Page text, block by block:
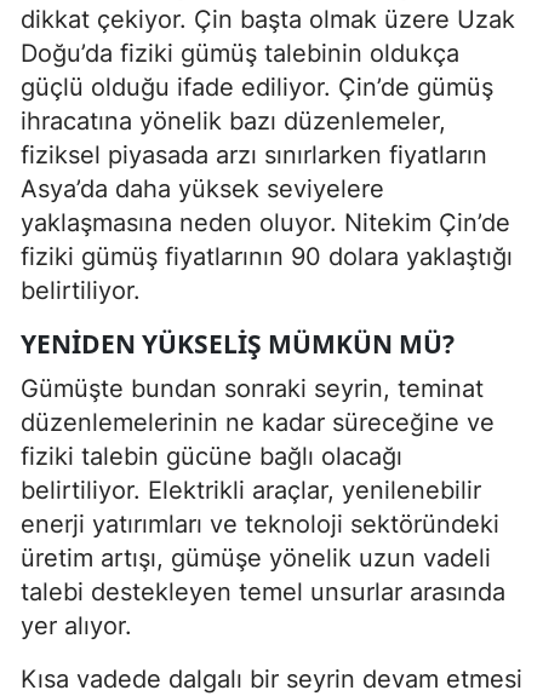
dikkat çekiyor. Çin başta olmak üzere Uzak
Doğu’da fiziki gümüş talebinin oldukça
güçlü olduğu ifade ediliyor. Çin’de gümüş
ihracatına yönelik bazı düzenlemeler,
fiziksel piyasada arzı sınırlarken fiyatların
Asya’da daha yüksek seviyelere
yaklaşmasına neden oluyor. Nitekim Çin’de
fiziki gümüş fiyatlarının 90 dolara yaklaştığı
belirtiliyor.
YENIDEN YÜKSELIŞ MÜMKÜN MÜ?
Gümüşte bundan sonraki seyrin, teminat
düzenlemelerinin ne kadar süreceğine ve
fiziki talebin gücüne bağlı olacağı
belirtiliyor. Elektrikli araçlar, yenilenebilir
enerji yatırımları ve teknoloji sektöründeki
üretim artışı, gümüşe yönelik uzun vadeli
talebi destekleyen temel unsurlar arasında
yer alıyor.
Kısa vadede dalgalı bir seyrin devam etmesi